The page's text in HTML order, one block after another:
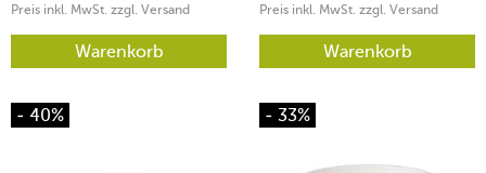
Preis inkl. MwSt. zzgl. Versand
Warenkorb
Preis inkl. MwSt. zzgl. Versand
Warenkorb
- 40% - 33%